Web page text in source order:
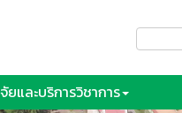
ยและบริการวิชาการ